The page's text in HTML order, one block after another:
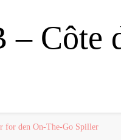
– Côte
for den On‑The‑Go Spiller